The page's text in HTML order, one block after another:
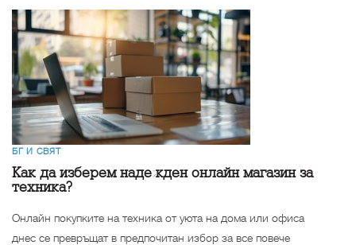
БГ И СВЯТ
Как да изберем надежден онлайн магазин за
техника?
Онлайн покупките на техника от уюта на дома или офиса
днес се превръщат в предпочитан избор за все повече